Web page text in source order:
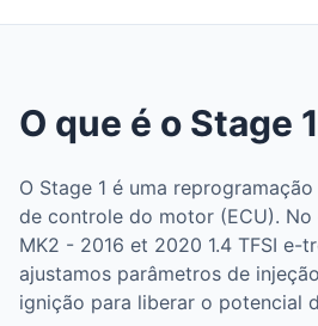
O que é o Stage
O Stage 1 é uma
de controle do motor (ECU).
MK2 - 2016 et 2020 1.4 TFSI e-
ajustamos parâmetros de
ignição para liberar o potencial